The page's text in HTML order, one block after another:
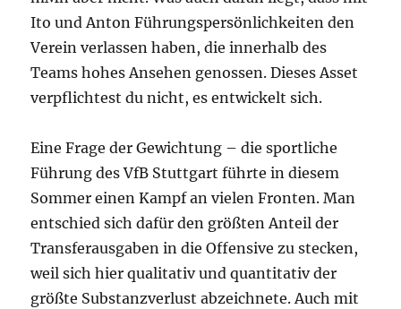
Ito und Anton Führungspersönlichkeiten den
Verein verlassen haben, die innerhalb des
Teams hohes Ansehen genossen. Dieses Asset
verpflichtest du nicht, es entwickelt sich.
Eine Frage der Gewichtung – die sportliche
Führung des VfB Stuttgart führte in diesem
Sommer einen Kampf an vielen Fronten. Man
entschied sich dafür den größten Anteil der
Transferausgaben in die Offensive zu stecken,
weil sich hier qualitativ und quantitativ der
größte Substanzverlust abzeichnete. Auch mit